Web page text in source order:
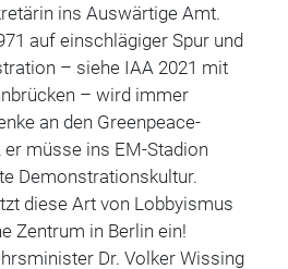
ins Auswärtige Amt.
auf einschlägiger Spur und
– siehe IAA 2021 mit
– wird immer
an den Greenpeace-
müsse ins EM-Stadion
Demonstrationskultur.
diese Art von Lobbyismus
Zentrum in Berlin ein!
Dr. Volker Wissing